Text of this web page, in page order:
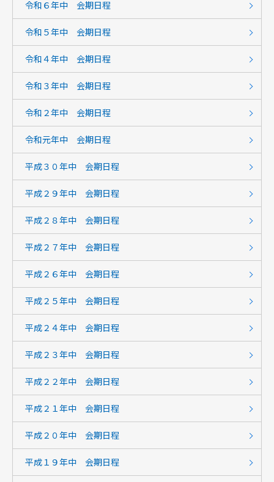
令和６年中 会期日程
令和５年中 会期日程
令和４年中 会期日程
令和３年中 会期日程
令和２年中 会期日程
令和元年中 会期日程
平成３０年中 会期日程
平成２９年中 会期日程
平成２８年中 会期日程
平成２７年中 会期日程
平成２６年中 会期日程
平成２５年中 会期日程
平成２４年中 会期日程
平成２３年中 会期日程
平成２２年中 会期日程
平成２１年中 会期日程
平成２０年中 会期日程
平成１９年中 会期日程